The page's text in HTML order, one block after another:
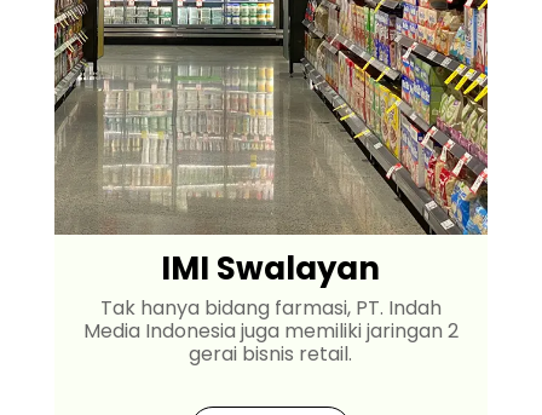
IMI Swalayan
Tak hanya bidang farmasi, PT. Indah
Media Indonesia juga memiliki jaringan 2
gerai bisnis retail.